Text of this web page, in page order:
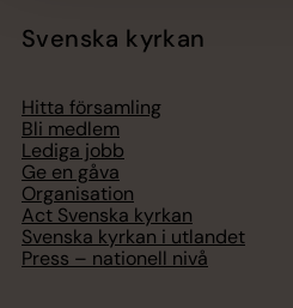
Svenska kyrkan
Hitta församling
Bli medlem
Lediga jobb
Ge en gåva
Organisation
Act Svenska kyrkan
Svenska kyrkan i utlandet
Press – nationell nivå